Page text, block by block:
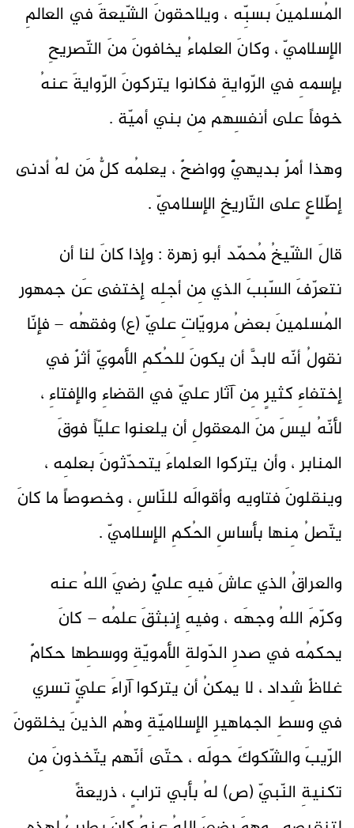
المُسلمينَ بسبِّه ، ويلاحقونَ الشّيعةَ في العالمِ
الإسلاميّ ، وكانَ العلماءُ يخافونَ منَ التّصريحِ
بإسمهِ في الرّوايةِ فكانوا يتركونَ الرّوايةَ عنهُ
خوفاً على أنفسِهم مِن بني أميّة .
وهذا أمرٌ بديهيٌّ وواضحٌ ، يعلمُه كلُّ مَن لهُ أدنى
إطّلاعٍ على التّاريخِ الإسلاميّ .
قالَ الشّيخُ مُحمّد أبو زهرة : وإذا كانَ لنا أن
نتعرّفَ السّببَ الذي مِن أجلِه إختفى عَن جمهور
المُسلمينَ بعضُ مرويّاتِ عليّ (ع) وفقهُه – فإنّا
نقولُ أنّه لابدَّ أن يكونَ للحُكمِ الأمويّ أثرٌ في
إختفاءِ كثيرٍ مِن آثار عليّ في القضاءِ والإفتاءِ ،
لأنّهُ ليسَ منَ المعقولِ أن يلعنوا عليّاً فوقَ
المنابر ، وأن يتركوا العلماءَ يتحدّثونَ بعلمِه ،
وينقلونَ فتاويه وأقوالَه للنّاسِ ، وخصوصاً ما كانَ
يتّصلُ مِنها بأساسِ الحُكمِ الإسلاميّ .
والعراقُ الذي عاشَ فيهِ عليٌّ رضيَ اللهُ عنه
وكرّمَ اللهُ وجهَه ، وفيهِ إنبثقَ علمُه – كانَ
يحكمُه في صدرِ الدّولةِ الأمويّةِ ووسطِها حكامٌ
غلاظٌ شِداد ، لا يمكنُ أن يتركوا آراءَ عليٍّ تسري
في وسطِ الجماهيرِ الإسلاميّةِ وهُم الذينَ يخلقونَ
الرّيبَ والشّكوكَ حولَه ، حتّى أنّهم يتّخذونَ مِن
تكنيةِ النّبيّ (ص) لهُ بأبي ترابٍ ، ذريعةً